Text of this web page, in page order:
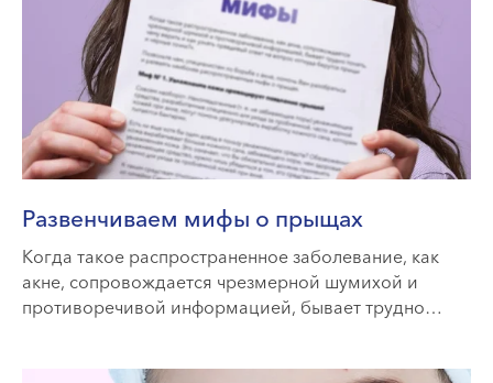
Развенчиваем мифы о прыщах
Когда такое распространенное заболевание, как
акне, сопровождается чрезмерной шумихой и
противоречивой информацией, бывает трудно